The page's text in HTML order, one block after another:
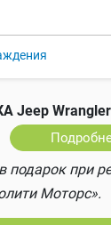
Jeep Wrangler
подарок при
Моторс».